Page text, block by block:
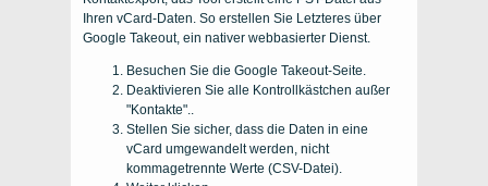
Ihren vCard-Daten. So erstellen Sie Letzteres über
Google Takeout, ein nativer webbasierter Dienst.
Besuchen Sie die Google Takeout-Seite.
Deaktivieren Sie alle Kontrollkästchen außer
"Kontakte"..
Stellen Sie sicher, dass die Daten in eine
vCard umgewandelt werden, nicht
kommagetrennte Werte (CSV-Datei).